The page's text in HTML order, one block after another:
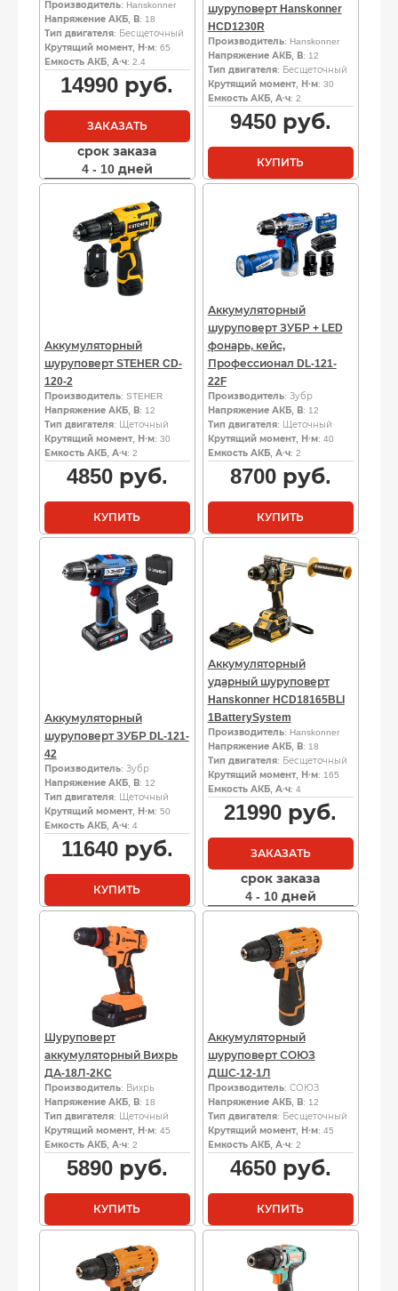
Производитель: Hanskonner
Напряжение АКБ, В: 18
Тип двигателя: Бесщеточный
Крутящий момент, Н·м: 65
Емкость АКБ, А·ч: 2.4
14990 руб.
ЗАКАЗАТЬ
срок заказа
4 - 10 дней
шуруповерт Hanskonner
HCD1230R
Производитель: Hanskonner
Напряжение АКБ, В: 12
Тип двигателя: Бесщеточный
Крутящий момент, Н·м: 30
Емкость АКБ, А·ч: 2
9450руб.
КУПИТЬ
Аккумуляторный
шуруповерт STEHER CD-
120-2
Производитель: STEHER
Напряжение АКБ, В: 12
Тип двигателя: Щеточный
Крутящий момент, Н·м: 30
Емкость АКБ, А·ч: 2
4850руб.
КУПИТЬ
Аккумуляторный
шуруповерт ЗУБР + LED
фонарь, кейс,
Профессионал DL-121-
22F
Производитель: Зубр
Напряжение АКБ, В: 12
Тип двигателя: Щеточный
Крутящий момент, Н·м: 40
Емкость АКБ, А·ч: 2
8700руб.
КУПИТЬ
Аккумуляторный
шуруповерт ЗУБР DL-121-
42
Производитель: Зубр
Напряжение АКБ, В: 12
Тип двигателя: Щеточный
Крутящий момент, Н·м: 50
Емкость АКБ, А·ч: 4
11640руб.
КУПИТЬ
Аккумуляторный
ударный шуруповерт
Hanskonner HCD18165BLI
1BatterySystem
Производитель: Hanskonner
Напряжение АКБ, В: 18
Тип двигателя: Бесщеточный
Крутящий момент, Н·м: 165
Емкость АКБ, А·ч: 4
21990 руб.
ЗАКАЗАТЬ
срок заказа
4 - 10 дней
Шуруповерт
аккумуляторный Вихрь
ДА-18Л-2КC
Производитель: Вихрь
Напряжение АКБ, В: 18
Тип двигателя: Щеточный
Крутящий момент, Н·м: 45
Емкость АКБ, А·ч: 2
5890руб.
КУПИТЬ
Аккумуляторный
шуруповерт СОЮЗ
ДШС-12-1Л
Производитель: СОЮЗ
Напряжение АКБ, В: 12
Тип двигателя: Бесщеточный
Крутящий момент, Н·м: 45
Емкость АКБ, А·ч: 2
4650руб.
КУПИТЬ